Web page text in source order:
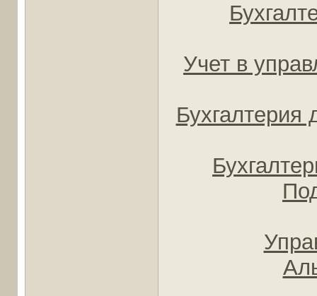
Учет в
Бухгалтерия